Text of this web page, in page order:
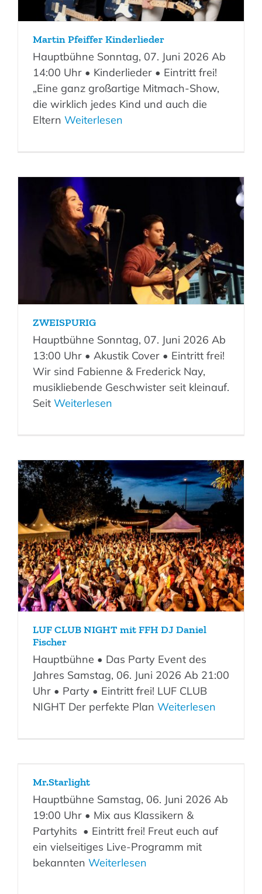
Martin Pfeiffer Kinderlieder
Hauptbühne Sonntag, 07. Juni 2026 Ab
14:00 Uhr • Kinderlieder • Eintritt frei!
„Eine ganz großartige Mitmach-Show,
die wirklich jedes Kind und auch die
Eltern Weiterlesen
ZWEISPURIG
Hauptbühne Sonntag, 07. Juni 2026 Ab
13:00 Uhr • Akustik Cover • Eintritt frei!
Wir sind Fabienne & Frederick Nay,
musikliebende Geschwister seit kleinauf.
Seit Weiterlesen
LUF CLUB NIGHT mit FFH DJ Daniel
Fischer
Hauptbühne • Das Party Event des
Jahres Samstag, 06. Juni 2026 Ab 21:00
Uhr • Party • Eintritt frei! LUF CLUB
NIGHT Der perfekte Plan Weiterlesen
Mr.Starlight
Hauptbühne Samstag, 06. Juni 2026 Ab
19:00 Uhr • Mix aus Klassikern &
Partyhits • Eintritt frei! Freut euch auf
ein vielseitiges Live-Programm mit
bekannten Weiterlesen